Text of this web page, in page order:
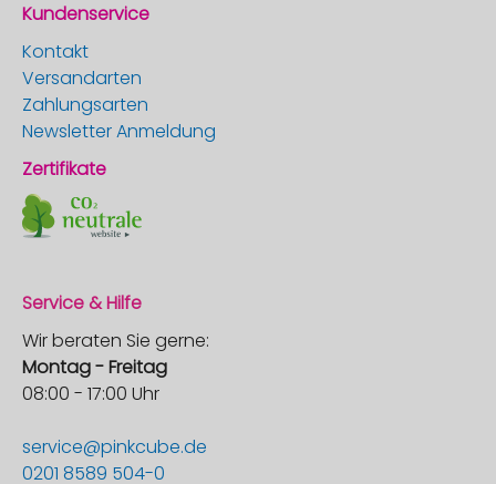
Kundenservice
Kontakt
Versandarten
Zahlungsarten
Newsletter Anmeldung
Zertifikate
Service & Hilfe
Wir beraten Sie gerne:
Montag - Freitag
08:00 - 17:00 Uhr
service@pinkcube.de
0201 8589 504-0